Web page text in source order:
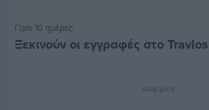
Πριν 10 ημέρες
Ξεκινούν οι εγγραφές στο
Διαφήμιση